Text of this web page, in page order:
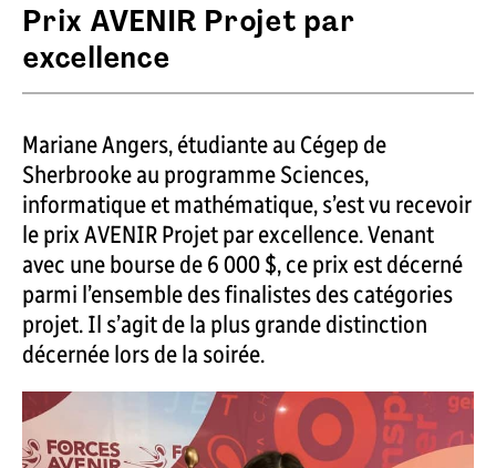
Prix AVENIR Projet par
excellence
Mariane Angers, étudiante au Cégep de
Sherbrooke au programme Sciences,
informatique et mathématique, s’est vu recevoir
le prix AVENIR Projet par excellence. Venant
avec une bourse de 6 000 $, ce prix est décerné
parmi l’ensemble des finalistes des catégories
projet. Il s’agit de la plus grande distinction
décernée lors de la soirée.